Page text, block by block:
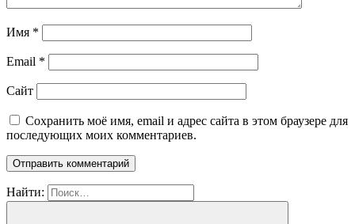
Имя *
Email *
Сайт
Сохранить моё имя, email и адрес сайта в этом браузере для
последующих моих комментариев.
Найти: